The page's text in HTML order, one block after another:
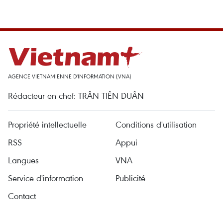
AGENCE VIETNAMIENNE D'INFORMATION (VNA)
Rédacteur en chef: TRÂN TIÊN DUÂN
Propriété intellectuelle
Conditions d'utilisation
RSS
Appui
Langues
VNA
Service d'information
Publicité
Contact